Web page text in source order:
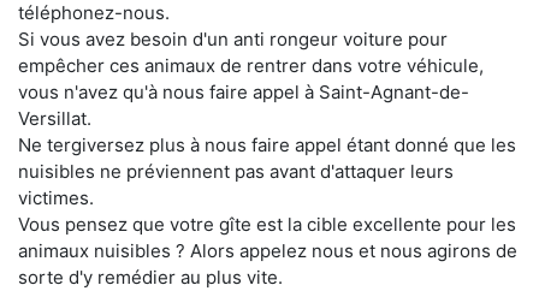
téléphonez-nous.
Si vous avez besoin d'un anti rongeur voiture pour
empêcher ces animaux de rentrer dans votre véhicule,
vous n'avez qu'à nous faire appel à Saint-Agnant-de-
Versillat.
Ne tergiversez plus à nous faire appel étant donné que les
nuisibles ne préviennent pas avant d'attaquer leurs
victimes.
Vous pensez que votre gîte est la cible excellente pour les
animaux nuisibles ? Alors appelez nous et nous agirons de
sorte d'y remédier au plus vite.